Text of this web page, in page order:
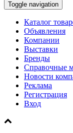
Toggle navigation
Каталог
Объявления
Компании
Выставки
Бренды
Справочные
Новости
Реклама
Регистрация
Вход